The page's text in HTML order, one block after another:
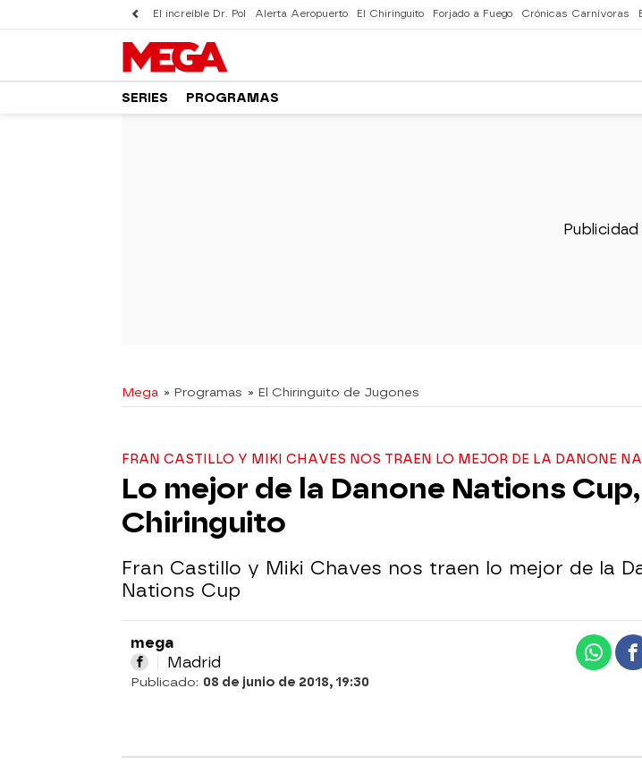
El increíble Dr. Pol Alerta Aeropuerto El Chiringuito Forjado a Fuego Crónicas Carnívoras
SERIES PROGRAMAS
Mega » Programas » El Chiringuito de Jugones
FRAN CASTILLO Y MIKI CHAVES NOS TRAEN LO MEJOR DE LA DANONE
Lo mejor de la Danone Nations Cup,
Chiringuito
Fran Castillo y Miki Chaves nos traen lo mejor de la
Nations Cup
mega
Madrid
Publicado: 08 de junio de 2018, 19:30